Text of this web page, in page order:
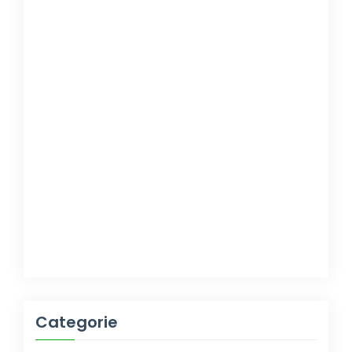
Categorie